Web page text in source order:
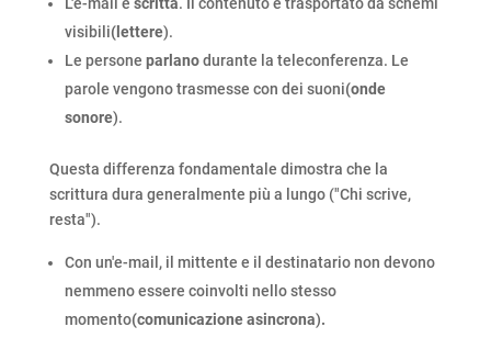
L'e-mail è scritta. Il contenuto è trasportato da schemi
visibili(lettere).
Le persone parlanodurante la teleconferenza. Le
parole vengono trasmesse con dei suoni(onde
sonore).
Questa differenza fondamentale dimostra che la
scrittura dura generalmente più a lungo ("Chi scrive,
resta").
Con un'e-mail, il mittente e il destinatario non devono
nemmeno essere coinvolti nello stesso
momento(comunicazione asincrona).